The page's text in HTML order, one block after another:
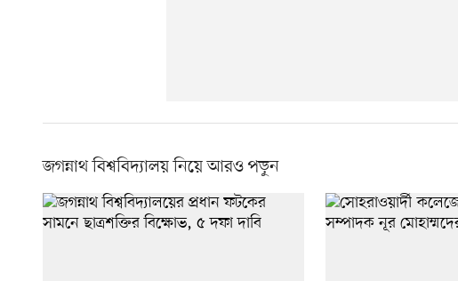
জগন্নাথ বিশ্ববিদ্যালয় নিয়ে আরও পড়ুন